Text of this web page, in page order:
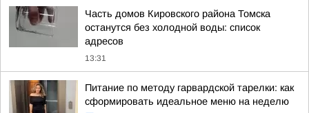
Часть домов Кировского района Томска
останутся без холодной воды: список
адресов
13:31
Питание по методу гарвардской тарелки: как
сформировать идеальное меню на неделю